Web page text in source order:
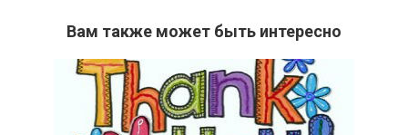
Вам также может быть интересно